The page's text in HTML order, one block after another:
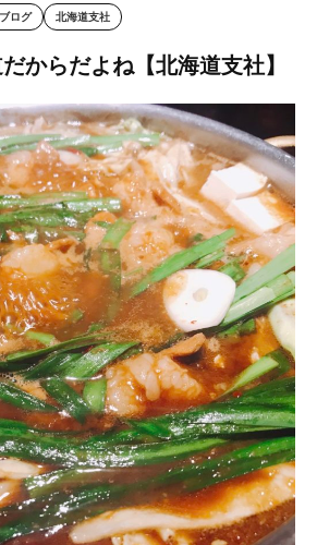
イン
フェ
ログ 北海道支社
からだよね【北海道支社】